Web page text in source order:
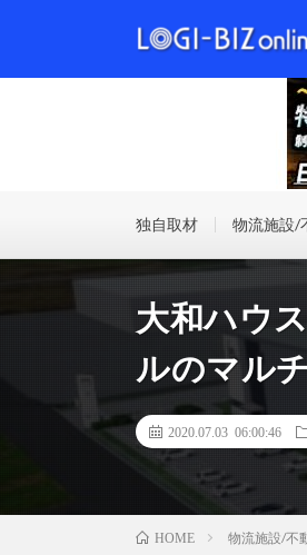
独自取材 物流施設/
大和ハウ
ルのマル
2020.07.03 06:00:46
HOME 物流施設/不